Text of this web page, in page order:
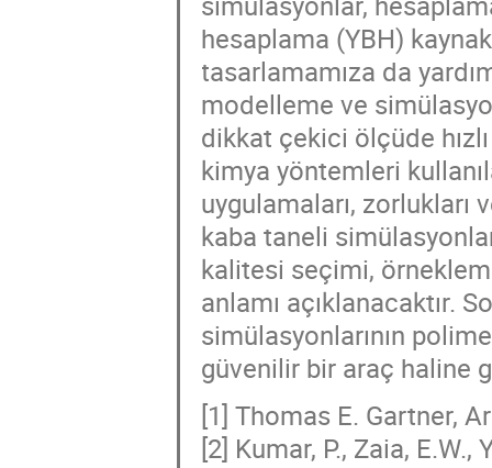
hesaplama (YBH)
tasarlamamıza da
modelleme ve
dikkat çekici ölçüde
kimya yöntemleri
uygulamaları,
kaba taneli
kalitesi seçimi,
anlamı açıklanacaktır.
simülasyonlarının
güvenilir bir araç haline
[1] Thomas E. Gartner,
[2] Kumar, P., Zaia,